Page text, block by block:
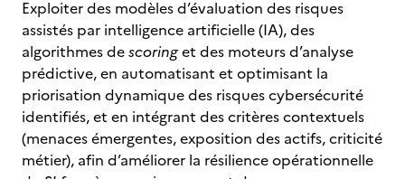
Exploiter des modèles d’évaluation des risques
assistés par intelligence artificielle (IA), des
algorithmes descoringet des moteurs d’analyse
prédictive, en automatisant et optimisant la
priorisation dynamique des risques cybersécurité
identifiés, et en intégrant des critères contextuels
(menaces émergentes, exposition des actifs, criticité
métier), afin d’améliorer la résilience opérationnelle